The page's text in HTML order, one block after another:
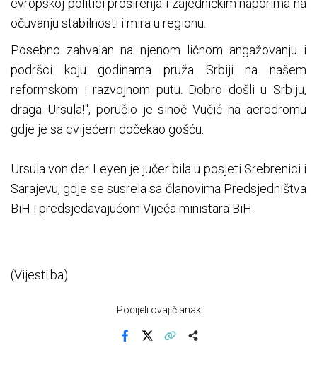
evropskoj politici proširenja i zajedničkim naporima na
očuvanju stabilnosti i mira u regionu.
Posebno zahvalan na njenom ličnom angažovanju i
podršci koju godinama pruža Srbiji na našem
reformskom i razvojnom putu. Dobro došli u Srbiju,
draga Ursula!", poručio je sinoć Vučić na aerodromu
gdje je sa cvijećem dočekao gošću.
Ursula von der Leyen je jučer bila u posjeti Srebrenici i
Sarajevu, gdje se susrela sa članovima Predsjedništva
BiH i predsjedavajućom Vijeća ministara BiH.
(Vijesti.ba)
Podijeli ovaj članak